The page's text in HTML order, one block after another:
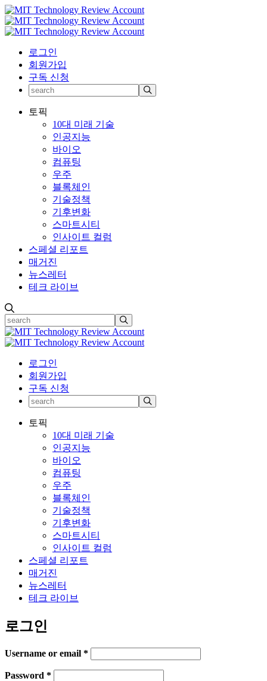
로그인
회원가입
구독 신청
토픽
10대 미래 기술
인공지능
바이오
컴퓨팅
우주
블록체인
기술정책
기후변화
스마트시티
인사이트 컬럼
스페셜 리포트
매거진
뉴스레터
테크 라이브
로그인
회원가입
구독 신청
토픽
10대 미래 기술
인공지능
바이오
컴퓨팅
우주
블록체인
기술정책
기후변화
스마트시티
인사이트 컬럼
스페셜 리포트
매거진
뉴스레터
테크 라이브
로그인
Username or email *
Password *